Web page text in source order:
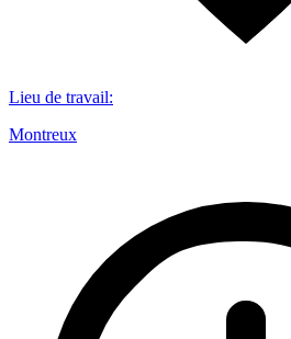
Lieu de travail:
Montreux